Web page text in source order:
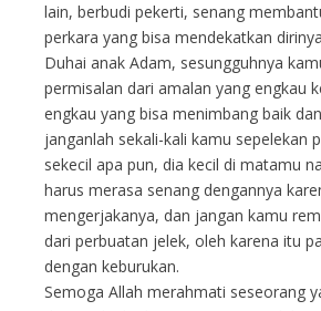
lain, berbudi pekerti, senang
perkara yang bisa mendekatkan
Duhai anak Adam, sesungguhnya
permisalan dari amalan yang engkau
engkau yang bisa menimbang baik
janganlah sekali-kali kamu sepelekan
sekecil apa pun, dia kecil di matamu
harus merasa senang dengannya
mengerjakanya, dan jangan kamu
dari perbuatan jelek, oleh karena itu
dengan keburukan.
Semoga Allah merahmati seseorang